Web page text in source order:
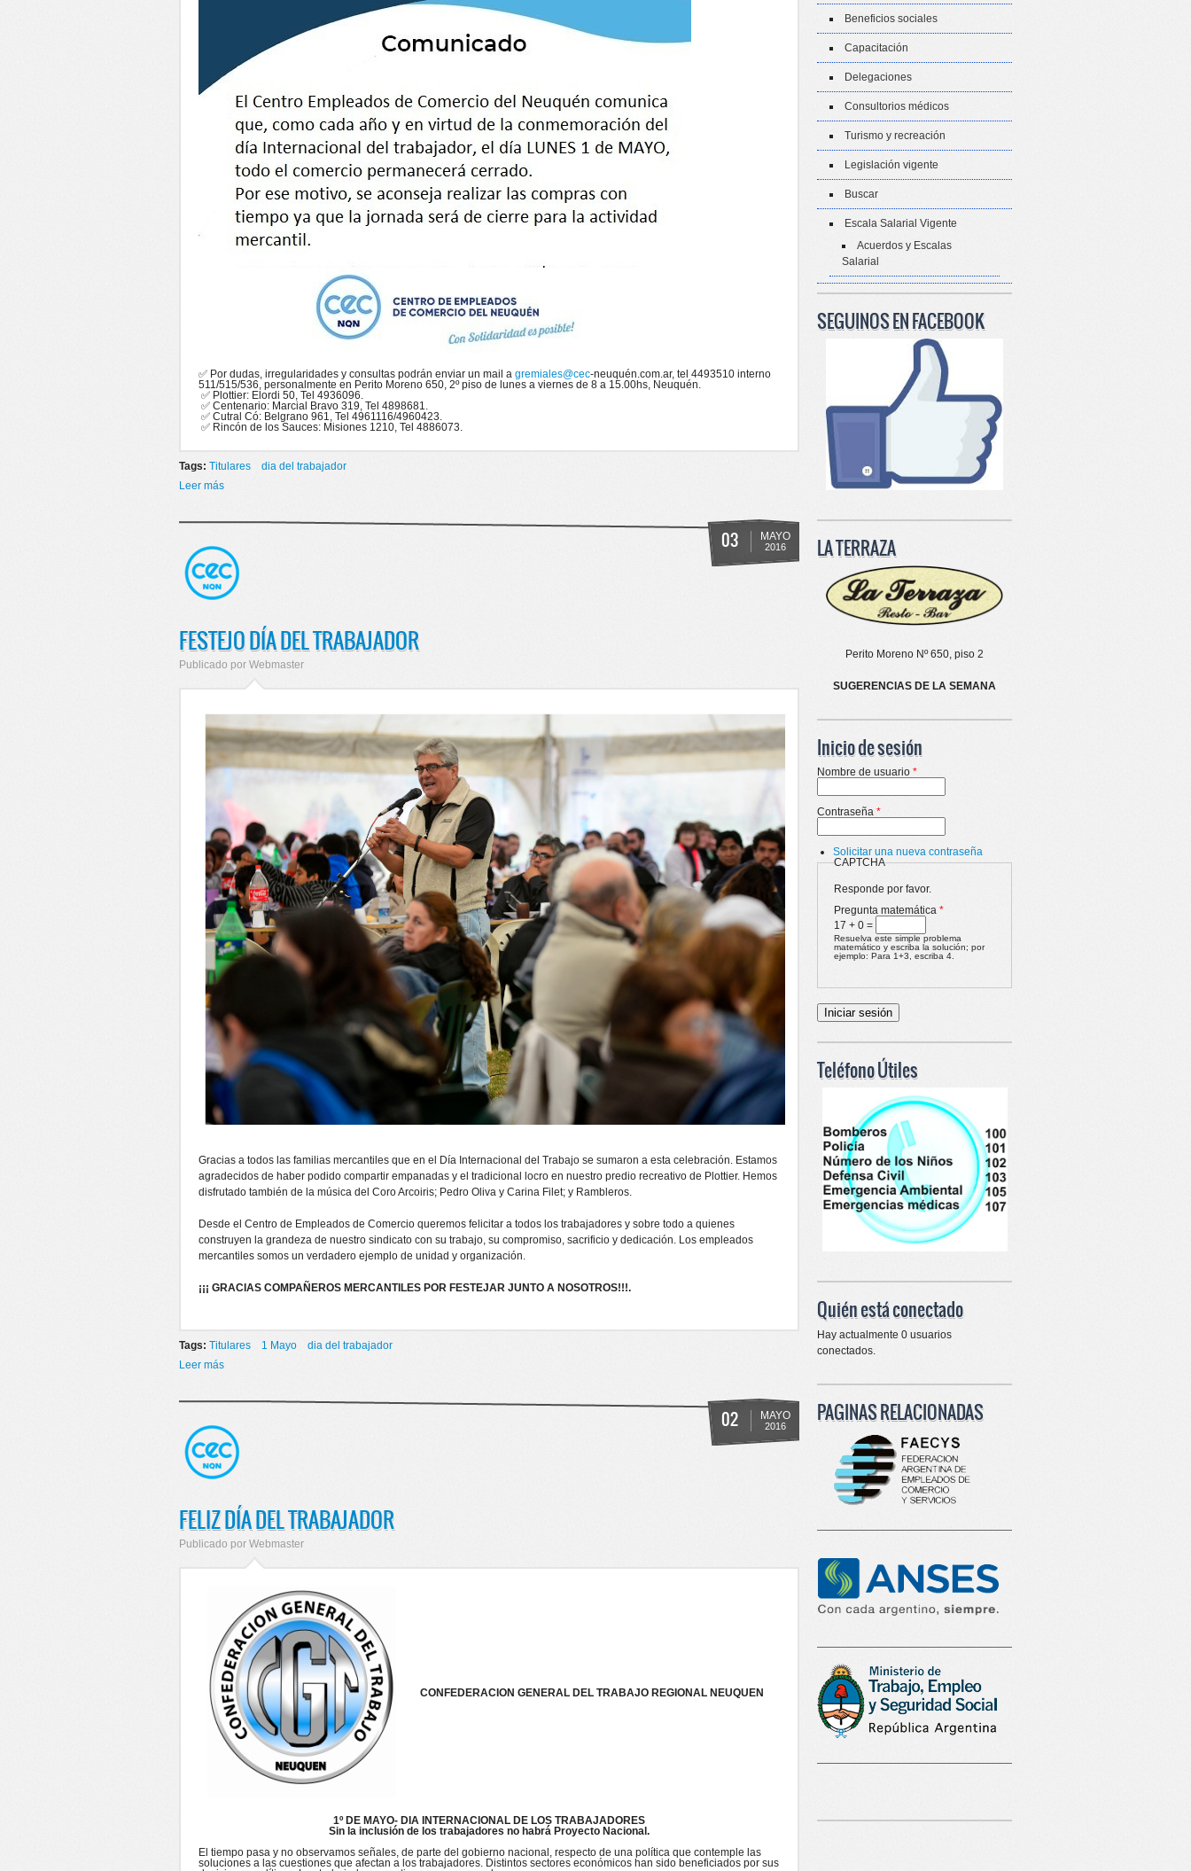
✅ Por dudas, irregularidades y consultas podrán enviar un mail a gremiales@cec-neuquén.com.ar, tel 4493510 interno
511/515/536, personalmente en Perito Moreno 650, 2º piso de lunes a viernes de 8 a 15.00hs, Neuquén.
✅ Plottier: Elordi 50, Tel 4936096.
✅ Centenario: Marcial Bravo 319, Tel 4898681.
✅ Cutral Có: Belgrano 961, Tel 4961116/4960423.
✅ Rincón de los Sauces: Misiones 1210, Tel 4886073.
Tags: Titulares
dia del trabajador
Leer más
03 MAYO
2016
FESTEJO DÍA DEL TRABAJADOR
Publicado por Webmaster
Gracias a todos las familias mercantiles que en el Día Internacional del Trabajo se sumaron a esta celebración. Estamos
agradecidos de haber podido compartir empanadas y el tradicional locro en nuestro predio recreativo de Plottier. Hemos
disfrutado también de la música del Coro Arcoiris; Pedro Oliva y Carina Filet; y Rambleros.
Desde el Centro de Empleados de Comercio queremos felicitar a todos los trabajadores y sobre todo a quienes
construyen la grandeza de nuestro sindicato con su trabajo, su compromiso, sacrificio y dedicación. Los empleados
mercantiles somos un verdadero ejemplo de unidad y organización.
¡¡¡ GRACIAS COMPAÑEROS MERCANTILES POR FESTEJAR JUNTO A NOSOTROS!!!.
Tags: Titulares 1 Mayo
dia del trabajador
Leer más
02 MAYO
2016
FELIZ DÍA DEL TRABAJADOR
Publicado por Webmaster
CONFEDERACION GENERAL DEL TRABAJO REGIONAL NEUQUEN
1º DE MAYO- DIA INTERNACIONAL DE LOS TRABAJADORES
Sin la inclusión de los trabajadores no habrá Proyecto Nacional.
El tiempo pasa y no observamos señales, de parte del gobierno nacional, respecto de una política que contemple las
soluciones a las cuestiones que afectan a los trabajadores. Distintos sectores económicos han sido beneficiados por sus
Beneficios sociales
Capacitación
Delegaciones
Consultorios médicos
Turismo y recreación
Legislación vigente
Buscar
Escala Salarial Vigente
Acuerdos y Escalas
Salarial
SEGUINOS EN FACEBOOK
LA TERRAZA
Perito Moreno Nº 650, piso 2
SUGERENCIAS DE LA SEMANA
Inicio de sesión
Nombre de usuario *
Contraseña *
Solicitar una nueva contraseña
CAPTCHA
Responde por favor.
Pregunta matemática *
17 + 0 =
Resuelva este simple problema
matemático y escriba la solución; por
ejemplo: Para 1+3, escriba 4.
Teléfono Útiles
Quién está conectado
Hay actualmente 0 usuarios
conectados.
PAGINAS RELACIONADAS